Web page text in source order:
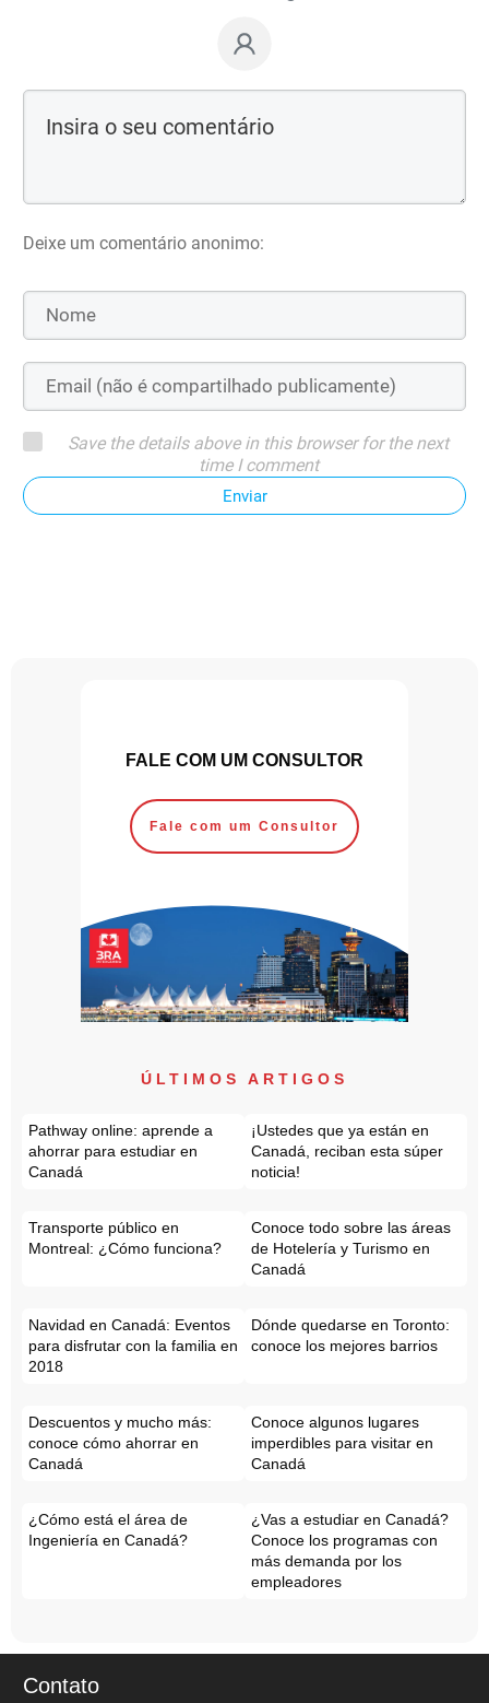
Deixe um comentário anonimo:
Save the details above in this browser for the next
time I comment
Enviar
FALE COM UM CONSULTOR
Fale com um Consultor
ÚLTIMOS ARTIGOS
Pathway online: aprende a
ahorrar para estudiar en
Canadá
¡Ustedes que ya están en
Canadá, reciban esta súper
noticia!
Transporte público en
Montreal: ¿Cómo funciona?
Conoce todo sobre las áreas
de Hotelería y Turismo en
Canadá
Navidad en Canadá: Eventos
para disfrutar con la familia en
2018
Dónde quedarse en Toronto:
conoce los mejores barrios
Descuentos y mucho más:
conoce cómo ahorrar en
Canadá
Conoce algunos lugares
imperdibles para visitar en
Canadá
¿Cómo está el área de
Ingeniería en Canadá?
¿Vas a estudiar en Canadá?
Conoce los programas con
más demanda por los
empleadores
Contato